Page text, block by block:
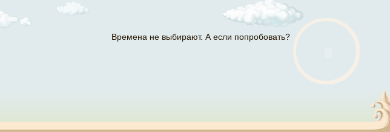
Времена не выбирают. А если попробовать?